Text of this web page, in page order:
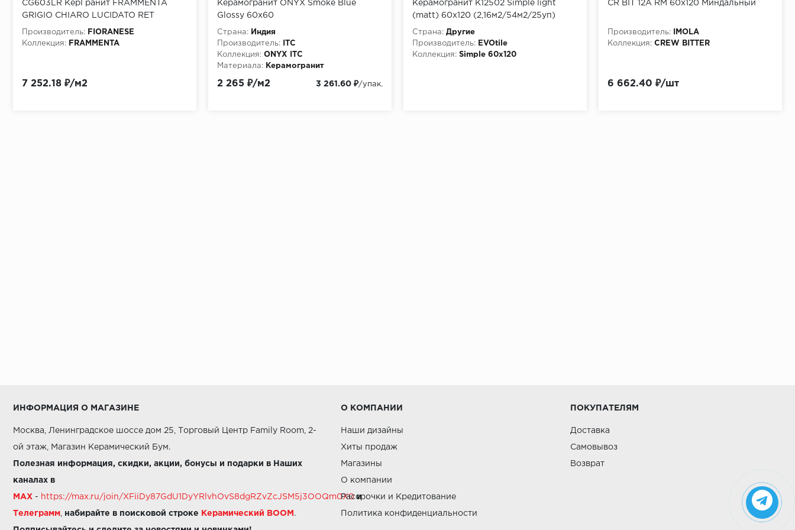
CG603LR КерГранит FRAMMENTA
GRIGIO CHIARO LUCIDATO RET
60,4x60,4 см
Производитель:
FIORANESE
Коллекция:
FRAMMENTA
7 252.18 ₽/м2
Керамогранит ONYX Smoke Blue
Glossy 60x60
Страна:
Индия
Производитель:
ITC
Коллекция: ONYX ITC
Материала:
Керамогранит
2 265 ₽/м2 3 261.60 ₽/упак.
Керамогранит K12502 Simple light
(matt) 60х120 (2,16м2/54м2/25уп)
Страна: Другие
Производитель:
EVOtile
Коллекция: Simple 60х120
CR BIT 12A RM 60x120 Миндальный
Производитель:
IMOLA
Коллекция: CREW BITTER
6 662.40 ₽/шт
ИНФОРМАЦИЯ О МАГАЗИНЕ
Москва, Ленинградское шоссе дом 25, Торговый Центр Family Room, 2-
ой этаж, Магазин Керамический Бум.
Полезная информация, скидки, акции, бонусы и подарки в Наших
каналах в
MAX - https://max.ru/join/XFiiDy87GdU1DyYRlvhOvS8dgRZvZcJSM5j3OOQm0X0 и
Телеграмм набирайте в поисковой строке Керамический BOOM .
О КОМПАНИИ
Наши дизайны
Хиты продаж
Магазины
О компании
Рассрочки и Кредитование
Политика конфиденциальности
ПОКУПАТЕЛЯМ
Доставка
Самовывоз
Возврат